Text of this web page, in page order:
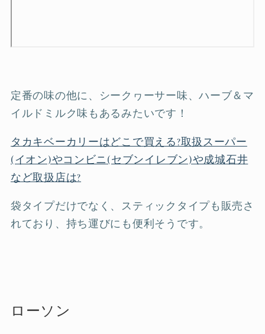
定番の味の他に、シークヮーサー味、ハーブ＆マ
イルドミルク味もあるみたいです！
タカキベーカリーはどこで買える?取扱スーパー
(イオン)やコンビニ(セブンイレブン)や成城石井
など取扱店は?
袋タイプだけでなく、スティックタイプも販売さ
れており、持ち運びにも便利そうです。
ローソン